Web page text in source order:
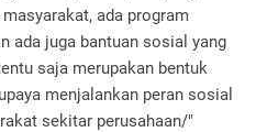
ada program
ada juga bantuan sosial yang
saja merupakan bentuk
menjalankan peran sosial
sekitar perusahaan/"